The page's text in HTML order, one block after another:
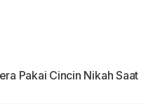
Pakai Cincin Nikah Saat